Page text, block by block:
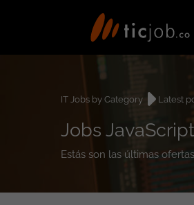
IT Jobs by Category Latest
Jobs JavaScript
Estás son las últimas